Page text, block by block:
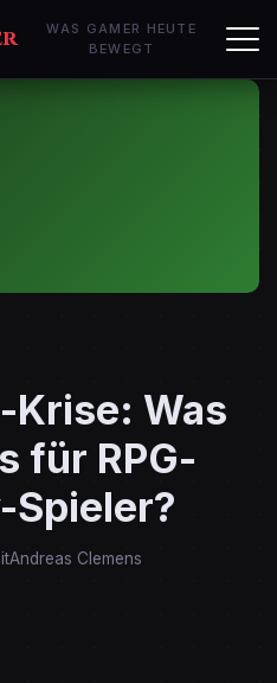
WAS GAMER HEUTE
BEWEGT
Krise: Was
für RPG-
Spieler?
Andreas Clemens